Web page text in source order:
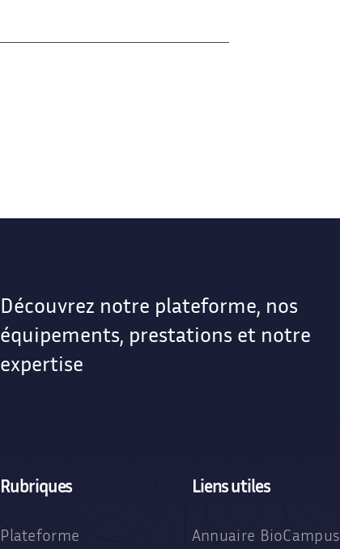
Découvrez notre plateforme, nos
équipements, prestations et notre
expertise
Rubriques
Plateforme
Liens utiles
Annuaire BioCampus